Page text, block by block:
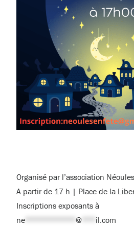
Organisé par l’association
A partir de 17 h | Place de la
Inscriptions exposants à
ne ***********@ il.com